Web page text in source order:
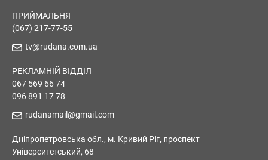
ПРИЙМАЛЬНЯ
(067) 217-77-55
tv@rudana.com.ua
РЕКЛАМНІЙ ВІДДІЛ
067 569 66 74
096 891 17 78
rudanamail@gmail.com
Дніпропетровська обл., м. Кривий Ріг, проспект
Університетський, 68